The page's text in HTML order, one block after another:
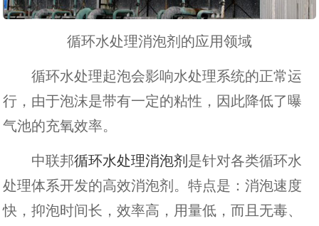
循环水处理消泡剂的应用领域
循环水处理起泡会影响水处理系统的正常运
行，由于泡沫是带有一定的粘性，因此降低了曝
气池的充氧效率。
中联邦循环水处理消泡剂 是针对各类循环水
处理体系开发的高效消泡剂。特点是：消泡速度
快，抑泡时间长，效率高，用量低，而且无毒、